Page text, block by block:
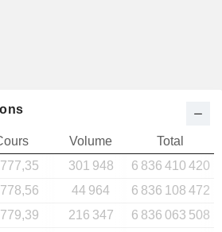
Volume
Total
301 948
6 836 410 420
44 964
6 836 108 472
216 347
6 836 063 508